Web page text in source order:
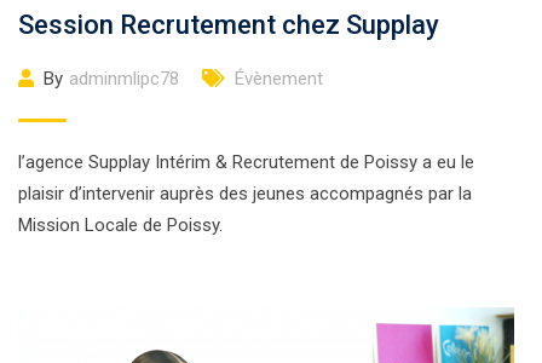
Session Recrutement chez Supplay
By adminmlipc78 Évènement
l’agence Supplay Intérim & Recrutement de Poissy a eu le
plaisir d’intervenir auprès des jeunes accompagnés par la
Mission Locale de Poissy.